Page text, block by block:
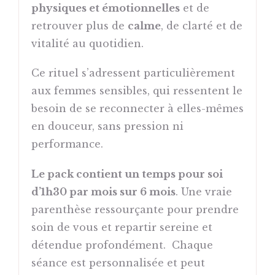
physiques et émotionnelles et de
retrouver plus de calme, de clarté et de
vitalité au quotidien.
Ce rituel s’adressent particulièrement
aux femmes sensibles, qui ressentent le
besoin de se reconnecter à elles-mêmes
en douceur, sans pression ni
performance.
Le pack contient un temps pour soi
d’1h30 par mois sur 6 mois. Une vraie
parenthèse ressourçante pour prendre
soin de vous et repartir sereine et
détendue profondément. Chaque
séance est personnalisée et peut